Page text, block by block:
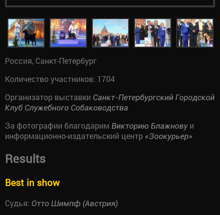
Россия, Санкт-Петербург
Количество участников: 1704
Организатор выставки Санкт-Петербургский Городской
Клуб Служебного Собаководства
За фотографии благодарим Викторию Блажнову и
информационно-издательский центр «Зоокурьер»
Results
Best in show
Судья: Отто Шимпф (Австрия)